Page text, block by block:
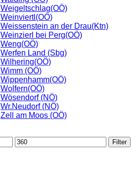
Weigeltschlag(OÖ)
Weinviertl(OÖ)
Weissenstein an der Drau(Ktn)
Weinzierl bei Perg(OÖ)
Weng(OÖ)
Werfen Land (Sbg)
Wilhering(OÖ)
Wimm (OÖ)
Wippenhamm(OÖ)
Wolfern(OÖ)
Wösendorf (NÖ)
Wr.Neudorf (NÖ)
Zell am Moos (OÖ)
Max.
Preis
Filter